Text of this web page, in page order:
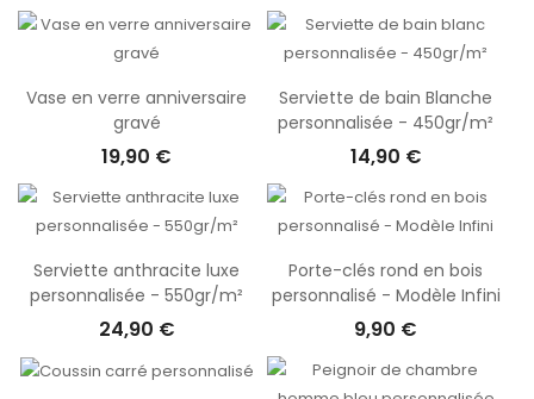
Vase en verre anniversaire
gravé
19,90 €
Serviette de bain Blanche
personnalisée - 450gr/m²
14,90 €
Serviette anthracite luxe
personnalisée - 550gr/m²
24,90 €
Porte-clés rond en bois
personnalisé - Modèle Infini
9,90 €